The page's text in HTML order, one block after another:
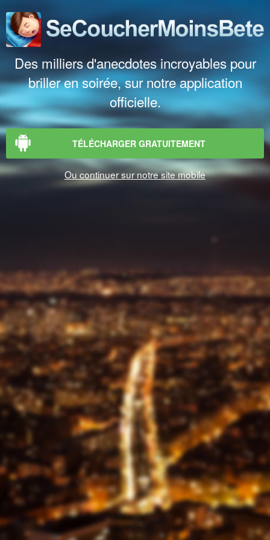
Des milliers d'anecdotes incroyables pour
briller en soirée, sur notre application
officielle.
TÉLÉCHARGER GRATUITEMENT
Ou continuer sur notre site mobile